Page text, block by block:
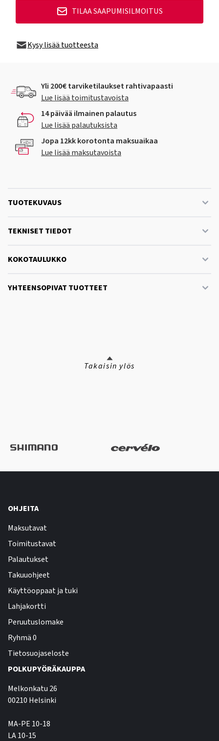
TILAA SAAPUMISILMOITUS
Kysy lisää tuotteesta
Yli 200€ tarviketilaukset rahtivapaasti
Lue lisää toimitustavoista
14 päivää ilmainen palautus
Lue lisää palautuksista
Jopa 12kk korotonta maksuaikaa
Lue lisää maksutavoista
TUOTEKUVAUS
TEKNISET TIEDOT
KOKOTAULUKKO
YHTEENSOPIVAT TUOTTEET
Takaisin ylös
OHJEITA
Maksutavat
Toimitustavat
Palautukset
Takuuohjeet
Käyttöoppaat ja tuki
Lahjakortti
Peruutuslomake
Ryhmä 0
Tietosuojaseloste
POLKUPYÖRÄKAUPPA
Melkonkatu 26
00210 Helsinki
MA-PE 10-18
LA 10-15